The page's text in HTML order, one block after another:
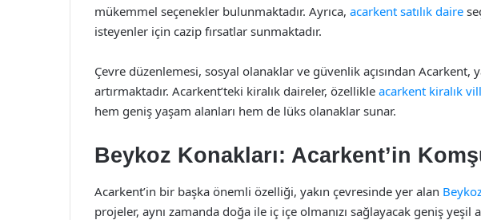
mükemmel seçenekler bulunmaktadır. Ayrıca, acarkent satılık daire
isteyenler için cazip fırsatlar sunmaktadır.
Çevre düzenlemesi, sosyal olanaklar ve güvenlik açısından
artırmaktadır. Acarkent’teki kiralık daireler, özellikle acarkent kiralık
hem geniş yaşam alanları hem de lüks olanaklar sunar.
Beykoz Konakları: Acarkent’in
Acarkent’in bir başka önemli özelliği, yakın çevresinde yer alan
projeler, aynı zamanda doğa ile iç içe olmanızı sağlayacak geniş yeşil